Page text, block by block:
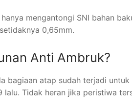
mengantongi SNI bahan
0,65mm.
Anti Ambruk?
bagiaan atap sudah terjadi
lalu. Tidak heran jika peristiwa